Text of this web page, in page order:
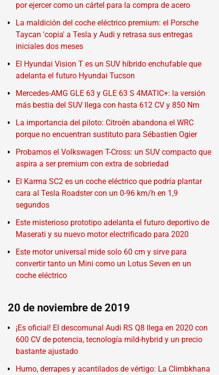
por ejercer como un cártel para la compra de acero
La maldición del coche eléctrico premium: el Porsche
Taycan 'copia' a Tesla y Audi y retrasa sus entregas
iniciales dos meses
El Hyundai Vision T es un SUV híbrido enchufable que
adelanta el futuro Hyundai Tucson
Mercedes-AMG GLE 63 y GLE 63 S 4MATIC+: la versión
más bestia del SUV llega con hasta 612 CV y 850 Nm
La importancia del piloto: Citroën abandona el WRC
porque no encuentran sustituto para Sébastien Ogier
Probamos el Volkswagen T-Cross: un SUV compacto que
aspira a ser premium con extra de sobriedad
El Karma SC2 es un coche eléctrico que podría plantar
cara al Tesla Roadster con un 0-96 km/h en 1,9
segundos
Este misterioso prototipo adelanta el futuro deportivo de
Maserati y su nuevo motor electrificado para 2020
Este motor universal mide solo 60 cm y sirve para
convertir tanto un Mini como un Lotus Seven en un
coche eléctrico
20 de noviembre de 2019
¡Es oficial! El descomunal Audi RS Q8 llega en 2020 con
600 CV de potencia, tecnología mild-hybrid y un precio
bastante ajustado
Humo, derrapes y acantilados de vértigo: La Climbkhana